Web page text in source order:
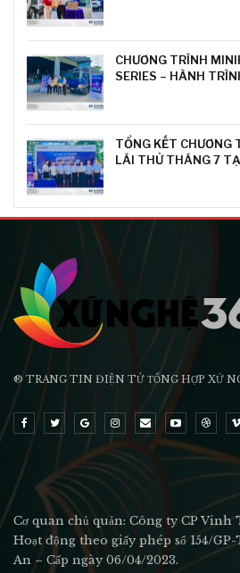
CHƯƠNG TRÌNH
SERIES – HÀNH
TỔNG KẾT CHƯƠNG
LÁI THỬ THÁNG 7
® TRANG TIN ĐIỆN TỬ ТỔNG HỢP XỨ
Cơ quan chủ quản: Công ty CP Vinh
Hoạt động theo giấy phép số 154/
An – Cấp ngày 06/04/2023.